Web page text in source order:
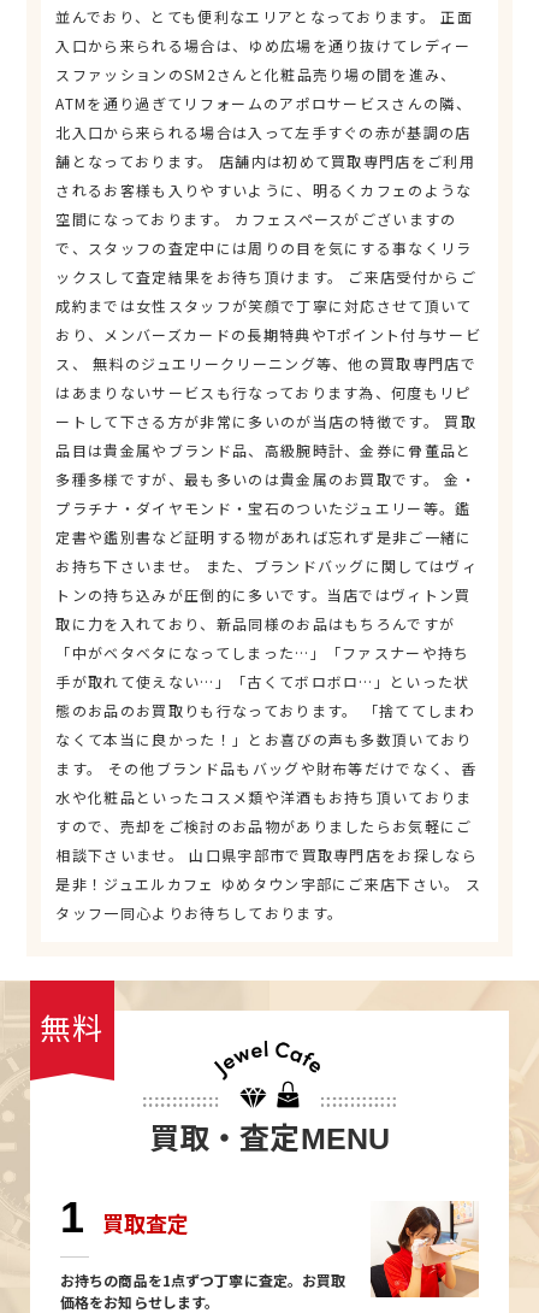
並んでおり、とても便利なエリアとなっております。 正面
入口から来られる場合は、ゆめ広場を通り抜けてレディー
スファッションのSM2さんと化粧品売り場の間を進み、
ATMを通り過ぎてリフォームのアポロサービスさんの隣、
北入口から来られる場合は入って左手すぐの赤が基調の店
舗となっております。 店舗内は初めて買取専門店をご利用
されるお客様も入りやすいように、明るくカフェのような
空間になっております。 カフェスペースがございますの
で、スタッフの査定中には周りの目を気にする事なくリラ
ックスして査定結果をお待ち頂けます。 ご来店受付からご
成約までは女性スタッフが笑顔で丁寧に対応させて頂いて
おり、メンバーズカードの長期特典やTポイント付与サービ
ス、 無料のジュエリークリーニング等、他の買取専門店で
はあまりないサービスも行なっております為、何度もリピ
ートして下さる方が非常に多いのが当店の特徴です。 買取
品目は貴金属やブランド品、高級腕時計、金券に骨董品と
多種多様ですが、最も多いのは貴金属のお買取です。 金・
プラチナ・ダイヤモンド・宝石のついたジュエリー等。鑑
定書や鑑別書など証明する物があれば忘れず是非ご一緒に
お持ち下さいませ。 また、ブランドバッグに関してはヴィ
トンの持ち込みが圧倒的に多いです。当店ではヴィトン買
取に力を入れており、新品同様のお品はもちろんですが
「中がベタベタになってしまった…」「ファスナーや持ち
手が取れて使えない…」「古くてボロボロ…」といった状
態のお品のお買取りも行なっております。 「捨ててしまわ
なくて本当に良かった！」とお喜びの声も多数頂いており
ます。 その他ブランド品もバッグや財布等だけでなく、香
水や化粧品といったコスメ類や洋酒もお持ち頂いておりま
すので、売却をご検討のお品物がありましたらお気軽にご
相談下さいませ。 山口県宇部市で買取専門店をお探しなら
是非！ジュエルカフェ ゆめタウン宇部にご来店下さい。 ス
タッフ一同心よりお待ちしております。
無料
買取・査定MENU
1 買取査定
お持ちの商品を1点ずつ丁寧に査定。お買取
価格をお知らせします。